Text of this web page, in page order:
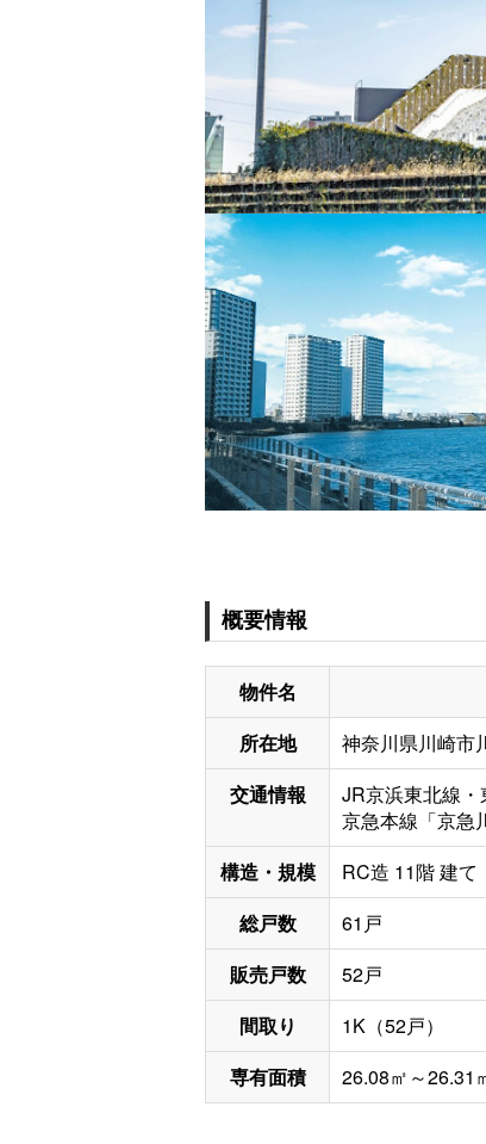
概要情報
物件名
所在地
神奈川県川崎市
交通情報
JR京浜東北線
京急本線「京
構造・規模
RC造 11階 建て
総戸数
61戸
販売戸数
52戸
間取り
1K（52戸）
専有面積
26.08㎡～26.31